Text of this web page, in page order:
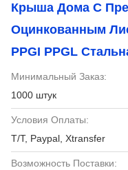
Крыша Дома С
Оцинкованным
PPGI PPGL
Минимальный Заказ:
1000 штук
Условия Оплаты:
T/T, Paypal, Xtransfer
Возможность Поставки: